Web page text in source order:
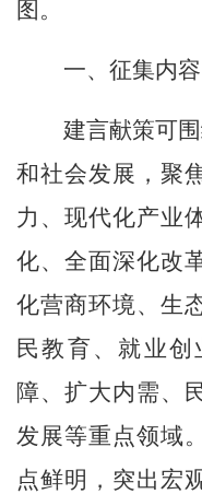
图。
一、征集内容
建言献策可
和社会发展，聚
力 、现代化产业
化、全面深化改
化营商环境、生
民教育、就业
障、扩大内需、
发展等重点领域
点鲜明，突出宏